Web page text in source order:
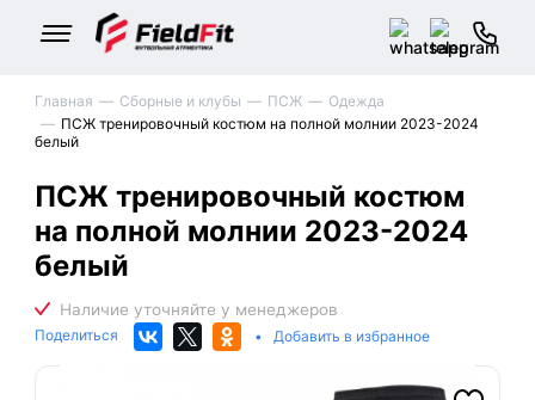
Главная Сборные и клубы ПСЖ
Одежда
ПСЖ тренировочный костюм на полной молнии 2023-2024
белый
ПСЖ тренировочный костюм
на полной молнии 2023-2024
белый
Поделиться • Добавить в избранное